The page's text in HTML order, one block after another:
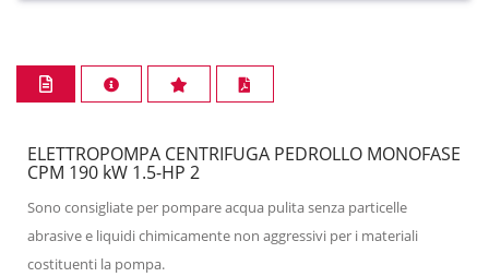
ELETTROPOMPA CENTRIFUGA PEDROLLO MONOFASE
CPM 190 kW 1.5-HP 2
Sono consigliate per pompare acqua pulita senza particelle
abrasive e liquidi chimicamente non aggressivi per i materiali
costituenti la pompa.